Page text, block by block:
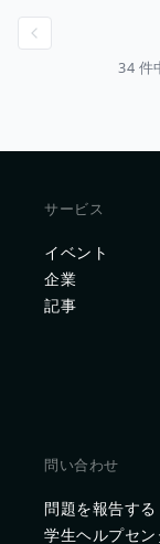
34 件
サービス
イベント
企業
記事
問い合わせ
問題を報告する
学生ヘルプセン